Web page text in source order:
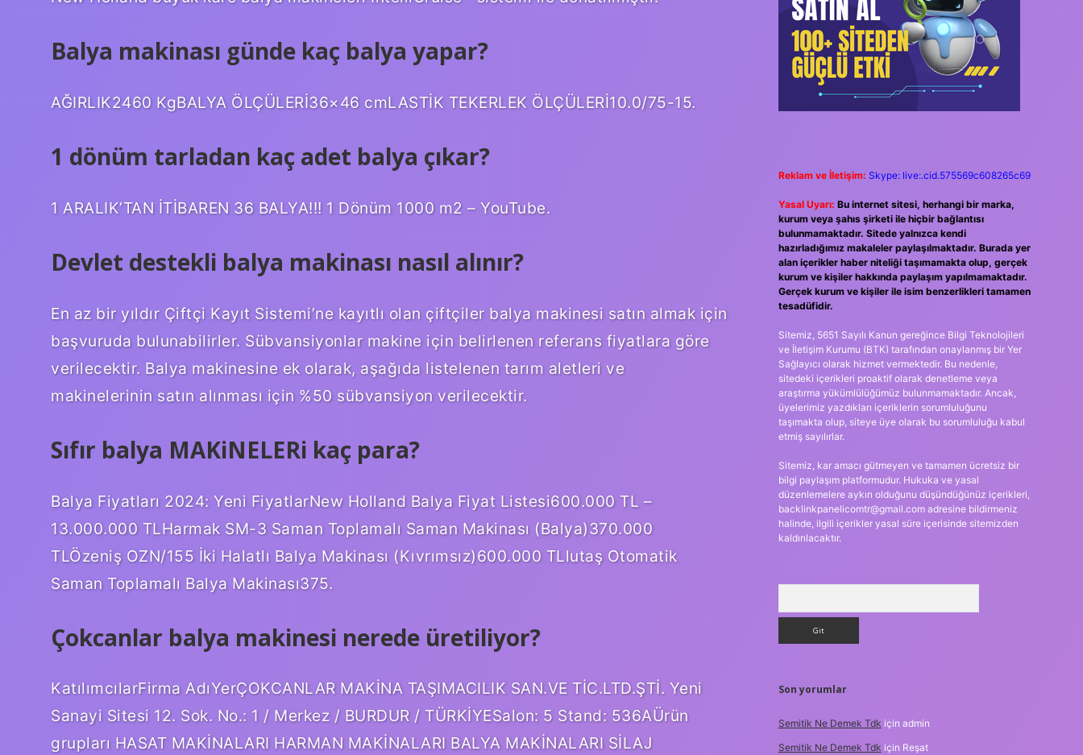
Balya makinası günde kaç balya yapar?
AĞIRLIK2460 KgBALYA ÖLÇÜLERİ36×46 cmLASTİK TEKERLEK ÖLÇÜLERİ10.0/75-15.
1 dönüm tarladan kaç adet balya çıkar?
1 ARALIK’TAN İTİBAREN 36 BALYA!!! 1 Dönüm 1000 m2 – YouTube.
Devlet destekli balya makinası nasıl alınır?
En az bir yıldır Çiftçi Kayıt Sistemi’ne kayıtlı olan çiftçiler balya makinesi satın almak için
başvuruda bulunabilirler. Sübvansiyonlar makine için belirlenen referans fiyatlara göre
verilecektir. Balya makinesine ek olarak, aşağıda listelenen tarım aletleri ve
makinelerinin satın alınması için %50 sübvansiyon verilecektir.
Sıfır balya MAKiNELERi kaç para?
Balya Fiyatları 2024: Yeni FiyatlarNew Holland Balya Fiyat Listesi600.000 TL –
13.000.000 TLHarmak SM-3 Saman Toplamalı Saman Makinası (Balya)370.000
TLÖzeniş OZN/155 İki Halatlı Balya Makinası (Kıvrımsız)600.000 TLlutaş Otomatik
Saman Toplamalı Balya Makinası375.
Çokcanlar balya makinesi nerede üretiliyor?
KatılımcılarFirma AdıYerÇOKCANLAR MAKİNA TAŞIMACILIK SAN.VE TİC.LTD.ŞTİ. Yeni
Sanayi Sitesi 12. Sok. No.: 1 / Merkez / BURDUR / TÜRKİYESalon: 5 Stand: 536AÜrün
grupları HASAT MAKİNALARI HARMAN MAKİNALARI BALYA MAKİNALARI SİLAJ
Reklam ve İletişim: Skype: live:.cid.575569c608265c69
Yasal Uyarı: Bu internet sitesi, herhangi bir marka,
kurum veya şahıs şirketi ile hiçbir bağlantısı
bulunmamaktadır. Sitede yalnızca kendi
hazırladığımız makaleler paylaşılmaktadır. Burada yer
alan içerikler haber niteliği taşımamakta olup, gerçek
kurum ve kişiler hakkında paylaşım yapılmamaktadır.
Gerçek kurum ve kişiler ile isim benzerlikleri tamamen
tesadüfidir.
Sitemiz, 5651 Sayılı Kanun gereğince Bilgi Teknolojileri
ve İletişim Kurumu (BTK) tarafından onaylanmış bir Yer
Sağlayıcı olarak hizmet vermektedir. Bu nedenle,
sitedeki içerikleri proaktif olarak denetleme veya
araştırma yükümlülüğümüz bulunmamaktadır. Ancak,
üyelerimiz yazdıkları içeriklerin sorumluluğunu
taşımakta olup, siteye üye olarak bu sorumluluğu kabul
etmiş sayılırlar.
Sitemiz, kar amacı gütmeyen ve tamamen ücretsiz bir
bilgi paylaşım platformudur. Hukuka ve yasal
düzenlemelere aykırı olduğunu düşündüğünüz içerikleri,
backlinkpanelicomtr@gmail.comadresine bildirmeniz
halinde, ilgili içerikler yasal süre içerisinde sitemizden
kaldırılacaktır.
Son yorumlar
Semitik Ne Demek Tdk için admin
Semitik Ne Demek Tdk için Reşat